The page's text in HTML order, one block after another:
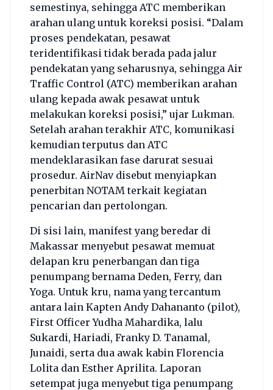
semestinya, sehingga ATC memberikan
arahan ulang untuk koreksi posisi. “Dalam
proses pendekatan, pesawat
teridentifikasi tidak berada pada jalur
pendekatan yang seharusnya, sehingga Air
Traffic Control (ATC) memberikan arahan
ulang kepada awak pesawat untuk
melakukan koreksi posisi,” ujar Lukman.
Setelah arahan terakhir ATC, komunikasi
kemudian terputus dan ATC
mendeklarasikan fase darurat sesuai
prosedur. AirNav disebut menyiapkan
penerbitan NOTAM terkait kegiatan
pencarian dan pertolongan.
Di sisi lain, manifest yang beredar di
Makassar menyebut pesawat memuat
delapan kru penerbangan dan tiga
penumpang bernama Deden, Ferry, dan
Yoga. Untuk kru, nama yang tercantum
antara lain Kapten Andy Dahananto (pilot),
First Officer Yudha Mahardika, lalu
Sukardi, Hariadi, Franky D. Tanamal,
Junaidi, serta dua awak kabin Florencia
Lolita dan Esther Aprilita. Laporan
setempat juga menyebut tiga penumpang